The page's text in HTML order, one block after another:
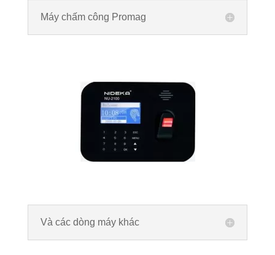
Máy chấm công Promag
Và các dòng máy khác